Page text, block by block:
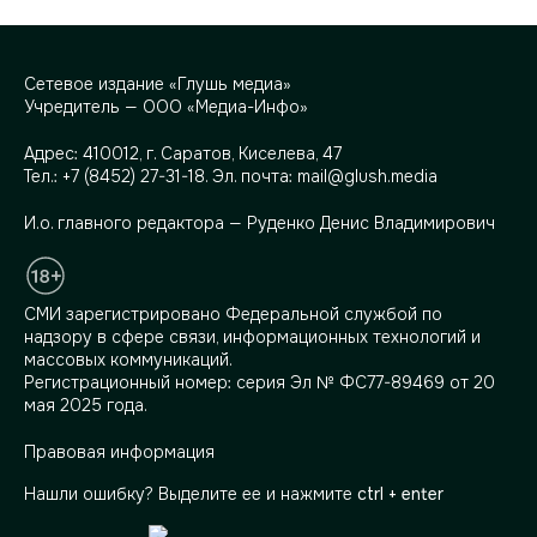
Сетевое издание «Глушь медиа»
Учредитель — ООО «Медиа-Инфо»
Адрес: 410012, г. Саратов, Киселева, 47
Тел.: +7 (8452) 27-31-18. Эл. почта: mail@glush.media
И.о. главного редактора — Руденко Денис Владимирович
СМИ зарегистрировано Федеральной службой по
надзору в сфере связи, информационных технологий и
массовых коммуникаций.
Регистрационный номер: серия Эл № ФС77-89469 от 20
мая 2025 года.
Правовая информация
Нашли ошибку? Выделите ее и нажмите ctrl + enter